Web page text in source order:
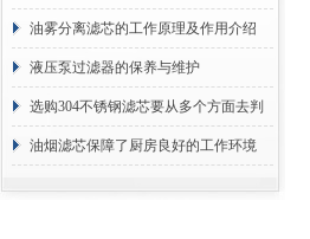
油雾分离滤芯的工作原理及作用介绍
液压泵过滤器的保养与维护
选购304不锈钢滤芯要从多个方面去判
断
油烟滤芯保障了厨房良好的工作环境